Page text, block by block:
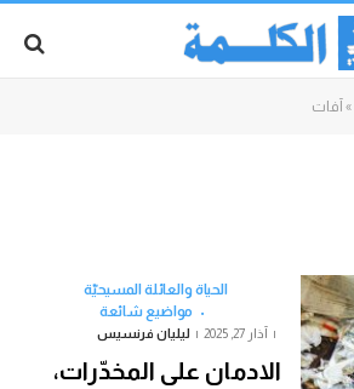
» آفات
الحياة والعائلة المسيحيّة
مواضيع شائعة
آذار 27, 2025 ليليان فرنسيس
الادمان على المخدّرات،